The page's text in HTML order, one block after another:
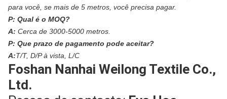
para você, se mais de 5 metros, você precisa pagar.
P: Qual é o MOQ?
A: Cerca de 3000-5000 metros.
P: Que prazo de pagamento pode aceitar?
A:T/T, D/P à vista, L/C
Foshan Nanhai Weilong Textile Co.,
Ltd.